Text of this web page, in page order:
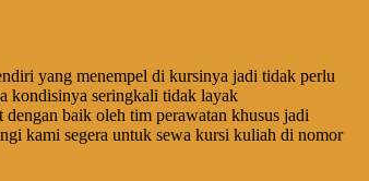
yang menempel di kursinya jadi tidak perlu
kondisinya seringkali tidak layak
baik oleh tim perawatan khusus jadi
kami segera untuk sewa kursi kuliah di nomor